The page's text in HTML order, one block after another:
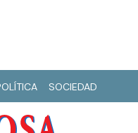
SOCIEDAD